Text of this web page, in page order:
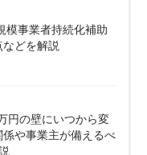
模事業者持続化補助
どを解説
円の壁にいつから変
や事業主が備えるべ